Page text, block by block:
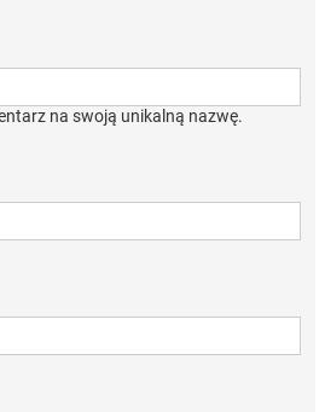
na swoją unikalną nazwę.